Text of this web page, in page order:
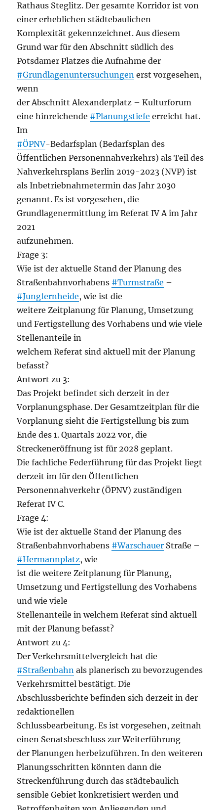
Rathaus Steglitz. Der gesamte Korridor ist von
einer erheblichen städtebaulichen
Komplexität gekennzeichnet. Aus diesem
Grund war für den Abschnitt südlich des
Potsdamer Platzes die Aufnahme der
#Grundlagenuntersuchungen erst vorgesehen,
wenn
der Abschnitt Alexanderplatz – Kulturforum
eine hinreichende #Planungstiefe erreicht hat.
Im
#ÖPNV-Bedarfsplan (Bedarfsplan des
Öffentlichen Personennahverkehrs) als Teil des
Nahverkehrsplans Berlin 2019-2023 (NVP) ist
als Inbetriebnahmetermin das Jahr 2030
genannt. Es ist vorgesehen, die
Grundlagenermittlung im Referat IV A im Jahr
2021
aufzunehmen.
Frage 3:
Wie ist der aktuelle Stand der Planung des
Straßenbahnvorhabens #Turmstraße –
#Jungfernheide, wie ist die
weitere Zeitplanung für Planung, Umsetzung
und Fertigstellung des Vorhabens und wie viele
Stellenanteile in
welchem Referat sind aktuell mit der Planung
befasst?
Antwort zu 3:
Das Projekt befindet sich derzeit in der
Vorplanungsphase. Der Gesamtzeitplan für die
Vorplanung sieht die Fertigstellung bis zum
Ende des 1. Quartals 2022 vor, die
Streckeneröffnung ist für 2028 geplant.
Die fachliche Federführung für das Projekt liegt
derzeit im für den Öffentlichen
Personennahverkehr (ÖPNV) zuständigen
Referat IV C.
Frage 4:
Wie ist der aktuelle Stand der Planung des
Straßenbahnvorhabens #Warschauer Straße –
#Hermannplatz, wie
ist die weitere Zeitplanung für Planung,
Umsetzung und Fertigstellung des Vorhabens
und wie viele
Stellenanteile in welchem Referat sind aktuell
mit der Planung befasst?
Antwort zu 4:
Der Verkehrsmittelvergleich hat die
#Straßenbahn als planerisch zu bevorzugendes
Verkehrsmittel bestätigt. Die
Abschlussberichte befinden sich derzeit in der
redaktionellen
Schlussbearbeitung. Es ist vorgesehen, zeitnah
einen Senatsbeschluss zur Weiterführung
der Planungen herbeizuführen. In den weiteren
Planungsschritten könnten dann die
Streckenführung durch das städtebaulich
sensible Gebiet konkretisiert werden und